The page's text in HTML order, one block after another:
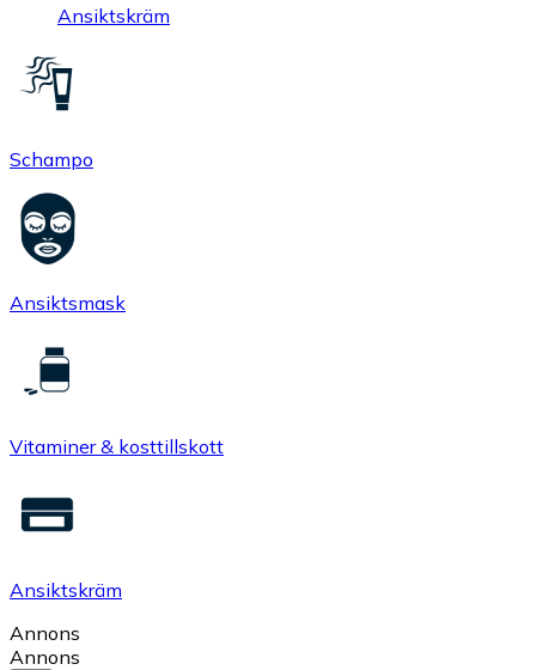
Ansiktskräm
Schampo
Ansiktsmask
Vitaminer & kosttillskott
Ansiktskräm
Annons
Annons